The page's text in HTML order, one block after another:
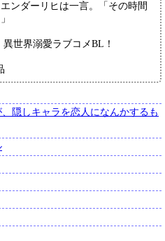
ンダーリヒは一言。「その時間
世界溺愛ラブコメBL！
隠しキャラを恋人になんかするも